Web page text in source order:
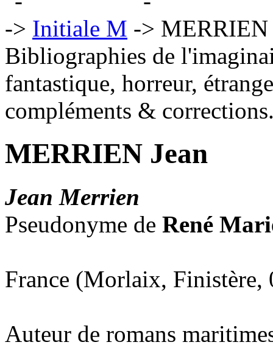
Initiale M
MERRIEN
Bibliographies de
fantastique, horreur,
compléments &
MERRIEN Jean
Jean Merrien
Pseudonyme de René
France (Morlaix,
Auteur de romans